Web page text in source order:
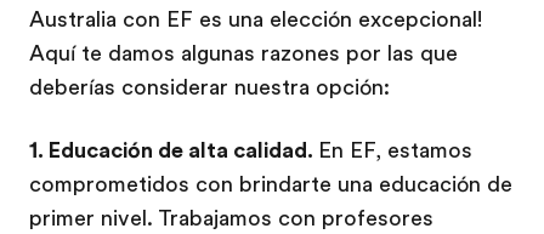
Australia con EF es una elección excepcional!
Aquí te damos algunas razones por las que
deberías considerar nuestra opción:
1. Educación de alta calidad. En EF, estamos
comprometidos con brindarte una educación de
primer nivel. Trabajamos con profesores